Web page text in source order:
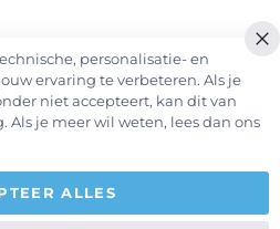
personalisatie- en
ervaring te verbeteren. Als je
niet accepteert, kan dit van
Als je meer wil weten, lees dan ons
ALLES